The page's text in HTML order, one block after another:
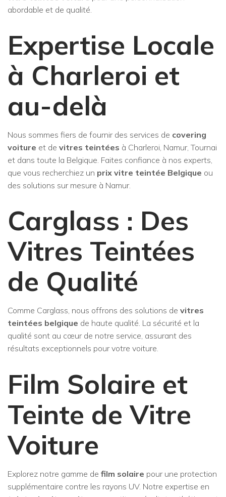
abordable et de qualité.
Expertise Locale
à Charleroi et
au-delà
Nous sommes fiers de fournir des services de covering
voiture et de vitres teintées à Charleroi, Namur, Tournai
et dans toute la Belgique. Faites confiance à nos experts,
que vous recherchiez un prix vitre teintée Belgique ou
des solutions sur mesure à Namur.
Carglass : Des
Vitres Teintées
de Qualité
Comme Carglass, nous offrons des solutions de vitres
teintées belgique de haute qualité. La sécurité et la
qualité sont au cœur de notre service, assurant des
résultats exceptionnels pour votre voiture.
Film Solaire et
Teinte de Vitre
Voiture
Explorez notre gamme de film solaire pour une protection
supplémentaire contre les rayons UV. Notre expertise en